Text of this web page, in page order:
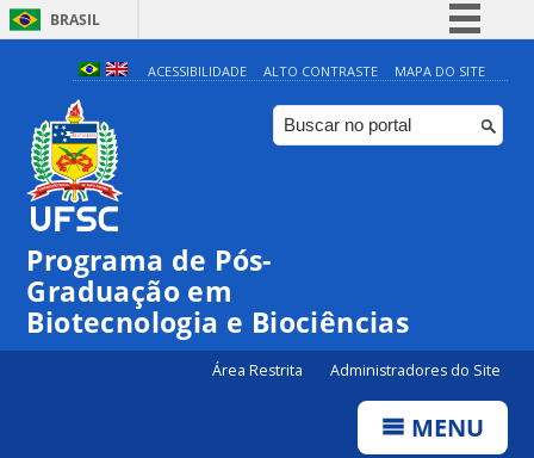
BRASIL
Simplifique!
Comunica BR
Participe
ACESSIBILIDADE ALTO CONTRASTE MAPA DO SITE
Programa de Pós-
Graduação em
Biotecnologia e Biociências
Área Restrita Administradores do Site
MENU